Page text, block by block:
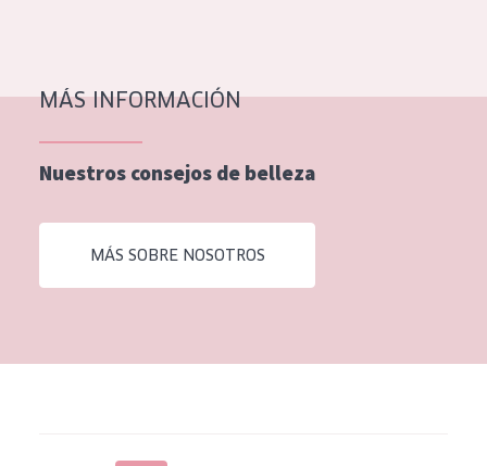
Piel normal y seca
Piel mixata o grasa
Piel madura
Piel expuesta al sol
Piel menopáusica
Todas las edades
MÁS INFORMACIÓN
Nuestros consejos de belleza
MÁS SOBRE NOSOTROS